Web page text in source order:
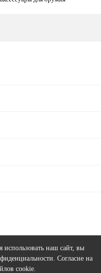
наш сайт, вы
. Согласие на
cookie.